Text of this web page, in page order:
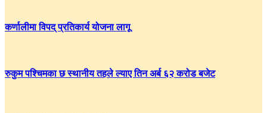
कर्णालीमा विपद् प्रतिकार्य योजना लागू
रुकुम पश्चिमका छ स्थानीय तहले ल्याए तिन अर्ब ६२ करोड बजेट